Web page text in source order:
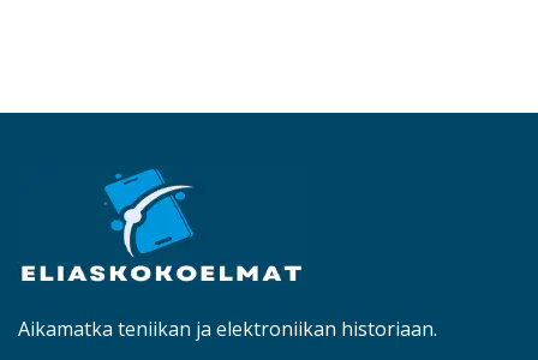
Aikamatka teniikan ja elektroniikan historiaan.